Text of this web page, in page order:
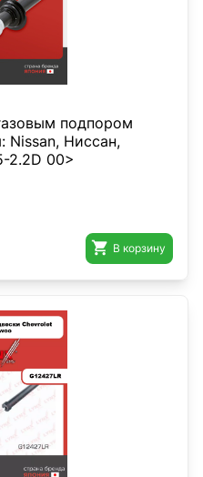
подпором
Nissan, Ниссан,
2.2D 00>
 В корзину